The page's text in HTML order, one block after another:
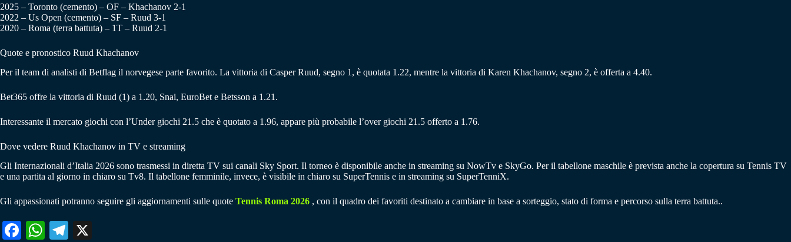
2025 – Toronto (cemento) – OF – Khachanov 2-1
2022 – Us Open (cemento) – SF – Ruud 3-1
2020 – Roma (terra battuta) – 1T – Ruud 2-1
Quote e pronostico Ruud Khachanov
Per il team di analisti di Betflag il norvegese parte favorito. La vittoria di Casper Ruud, segno 1, è quotata 1.22, mentre la vittoria di Karen Khachanov, segno 2, è offerta a 4.40.
Bet365 offre la vittoria di Ruud (1) a 1.20, Snai, EuroBet e Betsson a 1.21.
Interessante il mercato giochi con l’Under giochi 21.5 che è quotato a 1.96, appare più probabile l’over giochi 21.5 offerto a 1.76.
Dove vedere Ruud Khachanov in TV e streaming
Gli Internazionali d’Italia 2026 sono trasmessi in diretta TV sui canali Sky Sport. Il torneo è disponibile anche in streaming su NowTv e SkyGo. Per il tabellone maschile è prevista anche la copertura su Tennis TV
e una partita al giorno in chiaro su Tv8. Il tabellone femminile, invece, è visibile in chiaro su SuperTennis e in streaming su SuperTenniX.
Gli appassionati potranno seguire gli aggiornamenti sulle quote Tennis Roma 2026 , con il quadro dei favoriti destinato a cambiare in base a sorteggio, stato di forma e percorso sulla terra battuta..
Fa W
Te